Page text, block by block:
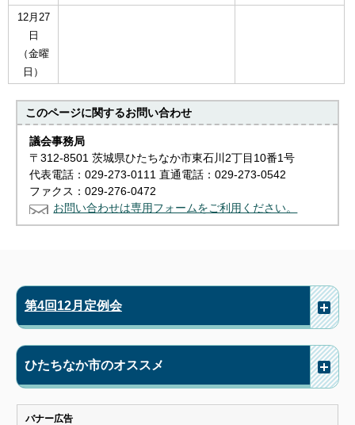
12月27
日
（金曜
日）
このページに関するお問い合わせ
議会事務局
〒312-8501 茨城県ひたちなか市東石川2丁目10番1号
代表電話：029-273-0111 直通電話：029-273-0542
ファクス：029-276-0472
お問い合わせは専用フォームをご利用ください。
第4回12月定例会
ひたちなか市のオススメ
バナー広告